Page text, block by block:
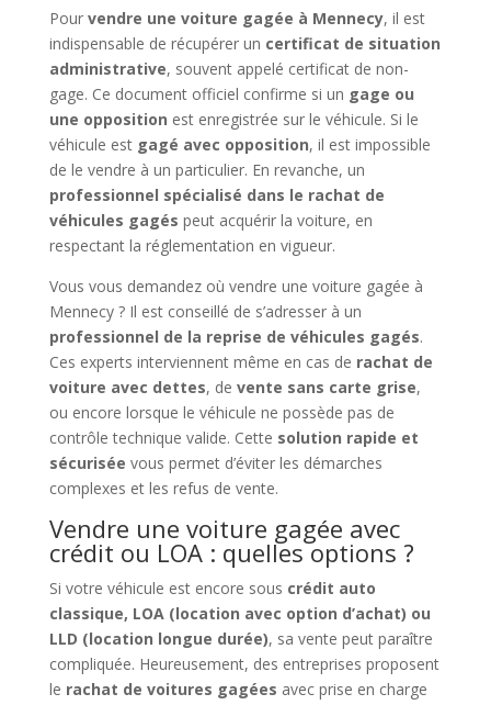
Pour vendre une voiture gagée à Mennecy, il est
indispensable de récupérer un certificat de situation
administrative, souvent appelé certificat de non-
gage. Ce document officiel confirme si un gage ou
une opposition est enregistrée sur le véhicule. Si le
véhicule est gagé avec opposition, il est impossible
de le vendre à un particulier. En revanche, un
professionnel spécialisé dans le rachat de
véhicules gagés peut acquérir la voiture, en
respectant la réglementation en vigueur.
Vous vous demandez où vendre une voiture gagée à
Mennecy ? Il est conseillé de s’adresser à un
professionnel de la reprise de véhicules gagés.
Ces experts interviennent même en cas de rachat de
voiture avec dettes, de vente sans carte grise,
ou encore lorsque le véhicule ne possède pas de
contrôle technique valide. Cette solution rapide et
sécurisée vous permet d’éviter les démarches
complexes et les refus de vente.
Vendre une voiture gagée avec
crédit ou LOA : quelles options ?
Si votre véhicule est encore sous crédit auto
classique, LOA (location avec option d’achat) ou
LLD (location longue durée), sa vente peut paraître
compliquée. Heureusement, des entreprises proposent
le rachat de voitures gagées avec prise en charge